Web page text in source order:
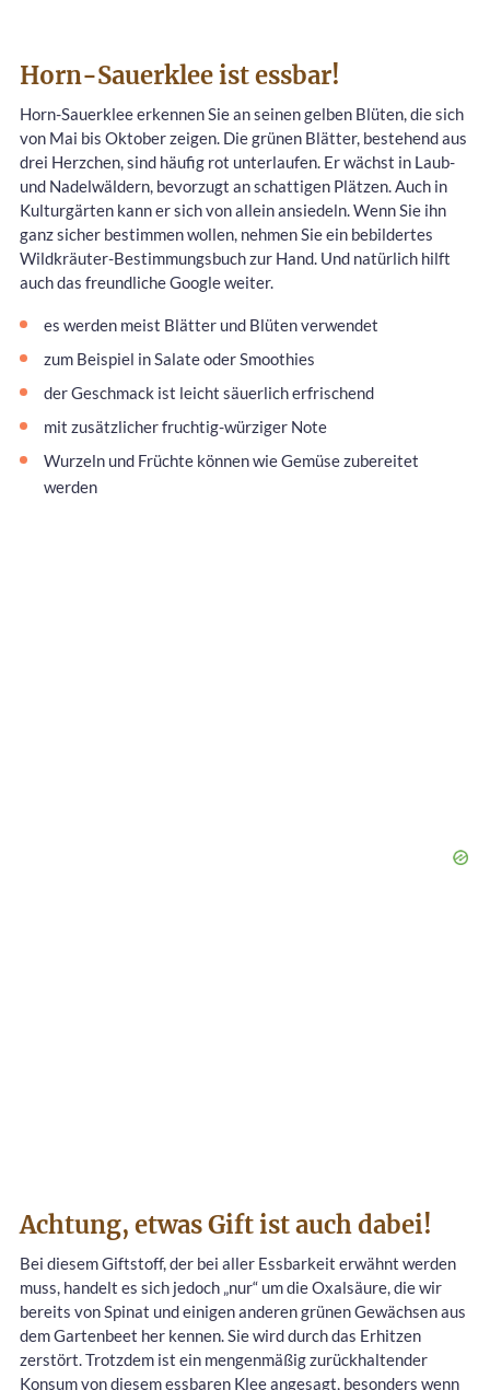
Horn-Sauerklee ist essbar!
Horn-Sauerklee erkennen Sie an seinen gelben Blüten, die sich
von Mai bis Oktober zeigen. Die grünen Blätter, bestehend aus
drei Herzchen, sind häufig rot unterlaufen. Er wächst in Laub-
und Nadelwäldern, bevorzugt an schattigen Plätzen. Auch in
Kulturgärten kann er sich von allein ansiedeln. Wenn Sie ihn
ganz sicher bestimmen wollen, nehmen Sie ein bebildertes
Wildkräuter-Bestimmungsbuch zur Hand. Und natürlich hilft
auch das freundliche Google weiter.
es werden meist Blätter und Blüten verwendet
zum Beispiel in Salate oder Smoothies
der Geschmack ist leicht säuerlich erfrischend
mit zusätzlicher fruchtig-würziger Note
Wurzeln und Früchte können wie Gemüse zubereitet
werden
Achtung, etwas Gift ist auch dabei!
Bei diesem Giftstoff, der bei aller Essbarkeit erwähnt werden
muss, handelt es sich jedoch „nur“ um die Oxalsäure, die wir
bereits von Spinat und einigen anderen grünen Gewächsen aus
dem Gartenbeet her kennen. Sie wird durch das Erhitzen
zerstört. Trotzdem ist ein mengenmäßig zurückhaltender
Konsum von diesem essbaren Klee angesagt, besonders wenn